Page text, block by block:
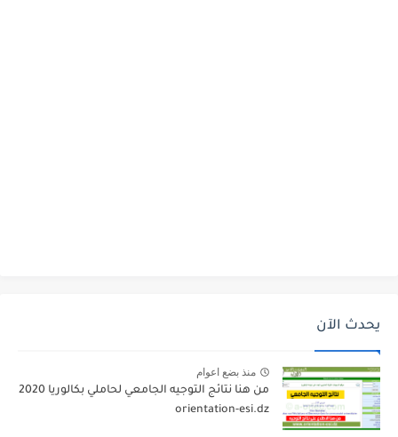
يحدث الآن
منذ بضع اعوام
من هنا نتائج التوجيه الجامعي لحاملي بكالوريا 2020
orientation-esi.dz